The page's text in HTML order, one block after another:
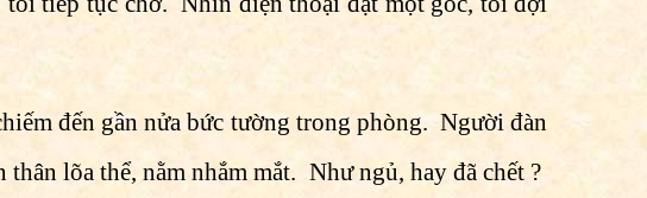
đến gần nửa bức tường trong phòng. Người đàn
lõa thể, nằm nhắm mắt. Như ngủ, hay đã chết ?